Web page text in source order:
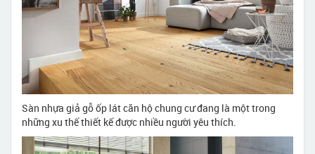
Sàn nhựa giả gỗ ốp lát căn hộ chung cư đang là một trong
những xu thế thiết kế được nhiều người yêu thích.